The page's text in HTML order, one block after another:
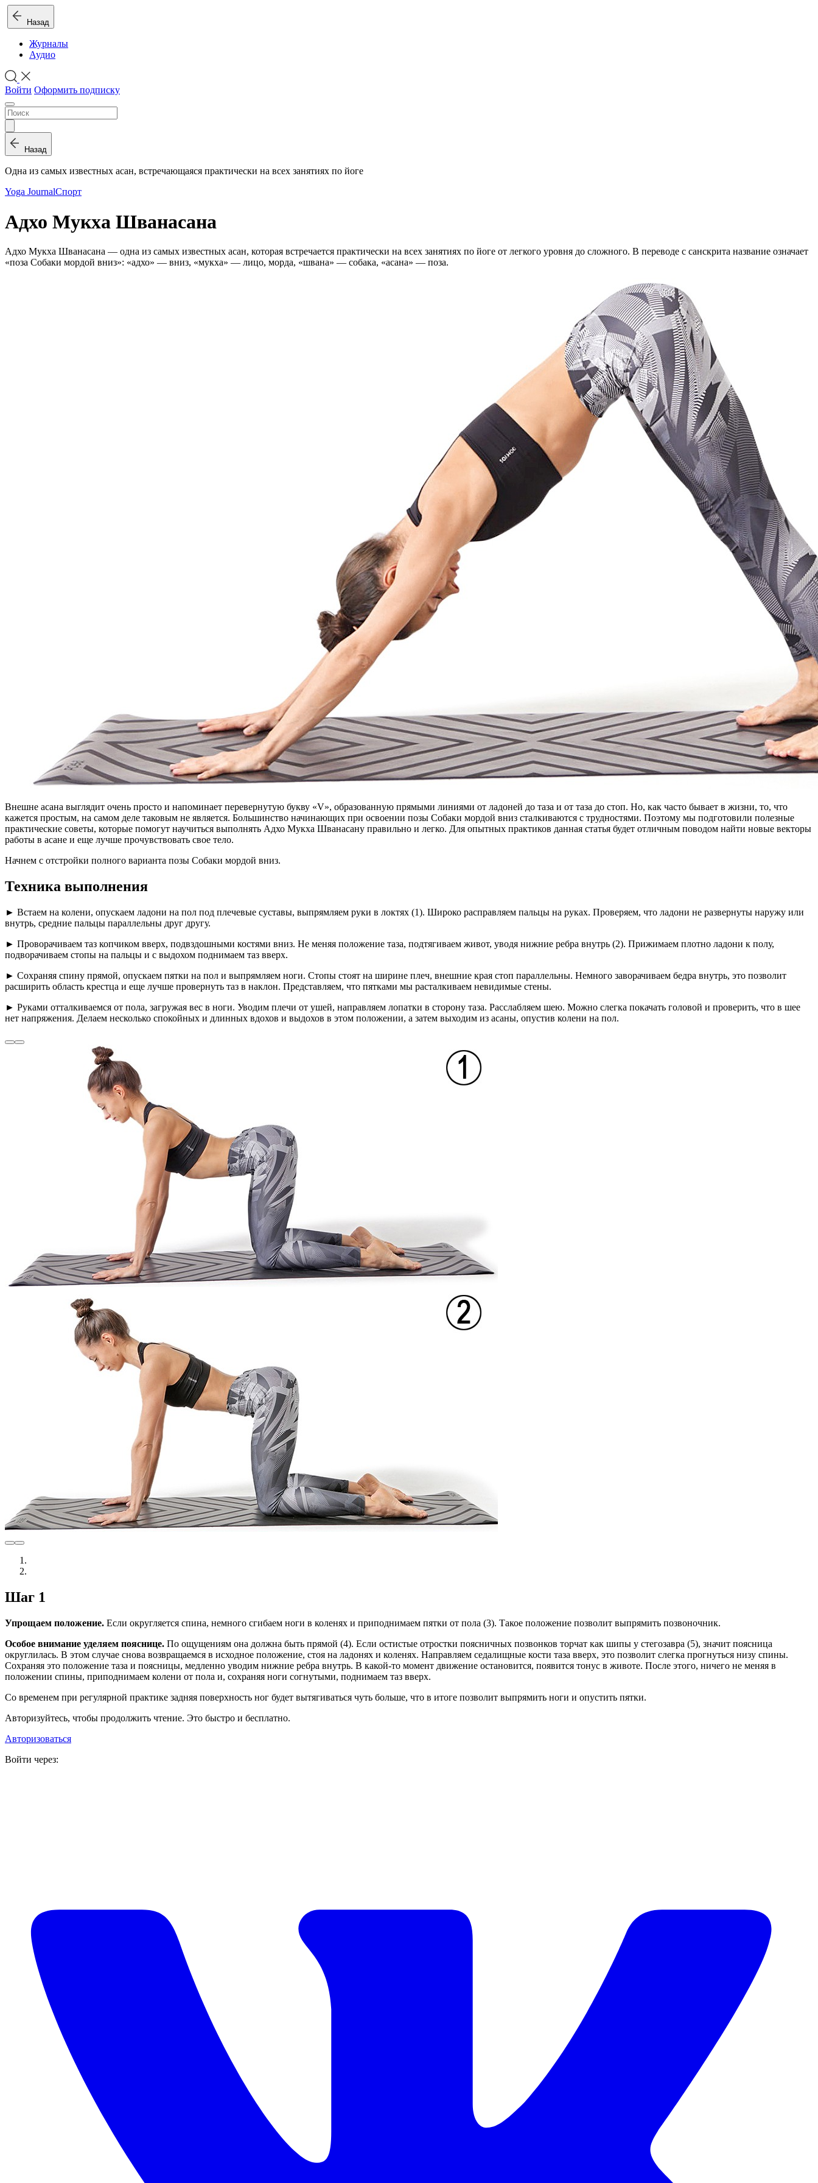
Назад
Журналы
Аудио
Войти Оформить подписку
Назад
Одна из самых известных асан, встречающаяся практически на всех занятиях по йоге
Yoga JournalСпорт
Адхо Мукха Шванасана
Адхо Мукха Шванасана — одна из самых известных асан, которая встречается практически на всех занятиях по йоге от легкого уровня до сложного. В переводе с санскрита название означает
«поза Собаки мордой вниз»: «адхо» — вниз, «мукха» — лицо, морда, «швана» — собака, «асана» — поза.
Внешне асана выглядит очень просто и напоминает перевернутую букву «V», образованную прямыми линиями от ладоней до таза и от таза до стоп. Но, как часто бывает в жизни, то, что
кажется простым, на самом деле таковым не является. Большинство начинающих при освоении позы Собаки мордой вниз сталкиваются с трудностями. Поэтому мы подготовили полезные
практические советы, которые помогут научиться выполнять Адхо Мукха Шванасану правильно и легко. Для опытных практиков данная статья будет отличным поводом найти новые векторы
работы в асане и еще лучше прочувствовать свое тело.
Начнем с отстройки полного варианта позы Собаки мордой вниз.
Техника выполнения
► Встаем на колени, опускаем ладони на пол под плечевые суставы, выпрямляем руки в локтях (1). Широко расправляем пальцы на руках. Проверяем, что ладони не развернуты наружу или
внутрь, средние пальцы параллельны друг другу.
► Проворачиваем таз копчиком вверх, подвздошными костями вниз. Не меняя положение таза, подтягиваем живот, уводя нижние ребра внутрь (2). Прижимаем плотно ладони к полу,
подворачиваем стопы на пальцы и с выдохом поднимаем таз вверх.
► Сохраняя спину прямой, опускаем пятки на пол и выпрямляем ноги. Стопы стоят на ширине плеч, внешние края стоп параллельны. Немного заворачиваем бедра внутрь, это позволит
расширить область крестца и еще лучше провернуть таз в наклон. Представляем, что пятками мы расталкиваем невидимые стены.
► Руками отталкиваемся от пола, загружая вес в ноги. Уводим плечи от ушей, направляем лопатки в сторону таза. Расслабляем шею. Можно слегка покачать головой и проверить, что в шее
нет напряжения. Делаем несколько спокойных и длинных вдохов и выдохов в этом положении, а затем выходим из асаны, опустив колени на пол.
Шаг 1
Упрощаем положение. Если округляется спина, немного сгибаем ноги в коленях и приподнимаем пятки от пола (3). Такое положение позволит выпрямить позвоночник.
Особое внимание уделяем пояснице. По ощущениям она должна быть прямой (4). Если остистые отростки поясничных позвонков торчат как шипы у стегозавра (5), значит поясница
округлилась. В этом случае снова возвращаемся в исходное положение, стоя на ладонях и коленях. Направляем седалищные кости таза вверх, это позволит слегка прогнуться низу спины.
Сохраняя это положение таза и поясницы, медленно уводим нижние ребра внутрь. В какой-то момент движение остановится, появится тонус в животе. После этого, ничего не меняя в
положении спины, приподнимаем колени от пола и, сохраняя ноги согнутыми, поднимаем таз вверх.
Со временем при регулярной практике задняя поверхность ног будет вытягиваться чуть больше, что в итоге позволит выпрямить ноги и опустить пятки.
Авторизуйтесь, чтобы продолжить чтение. Это быстро и бесплатно.
Авторизоваться
Войти через: